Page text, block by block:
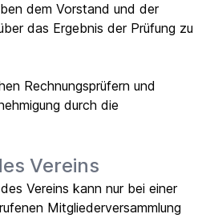
dem Vorstand und der
das Ergebnis der Prüfung zu
Rechnungsprüfern und
durch die
Vereins
Vereins kann nur bei einer
Mitgliederversammlung